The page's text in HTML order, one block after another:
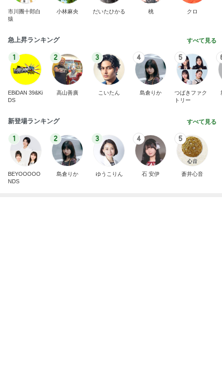
市川團十郎白
猿
小林麻央 だいたひかる 桃 クロ
急上昇ランキング すべて見る
1
EBiDAN 39&Ki
DS
2
高山善廣
3
こいたん
4
島倉りか
5
つばきファク
トリー
新登場ランキング すべて見る
1
BEYOOOOO
NDS
2
島倉りか
3
ゆうこりん
4
石 安伊
5
蒼井心音